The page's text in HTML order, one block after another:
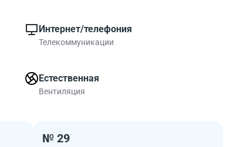
Интернет/телефония
Телекоммуникации
Естественная
Вентиляция
№ 29